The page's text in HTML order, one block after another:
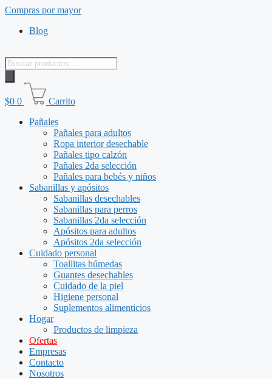
Saltar
contenido
Compras por mayor
Blog
Búsqueda
de
productos
$0 0
Carrito
Pañales
Pañales para adultos
Ropa interior desechable
Pañales tipo calzón
Pañales 2da selección
Pañales para bebés y niños
Sabanillas y apósitos
Sabanillas desechables
Sabanillas para perros
Sabanillas 2da selección
Apósitos para adultos
Apósitos 2da selección
Cuidado personal
Toallitas húmedas
Guantes desechables
Cuidado de la piel
Higiene personal
Suplementos alimenticios
Hogar
Productos de limpieza
Ofertas
Empresas
Contacto
Nosotros